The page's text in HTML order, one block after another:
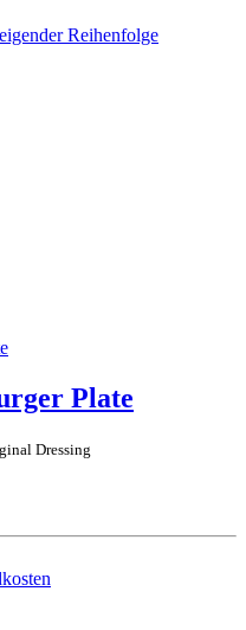
Reihenfolge
Plate
Dressing